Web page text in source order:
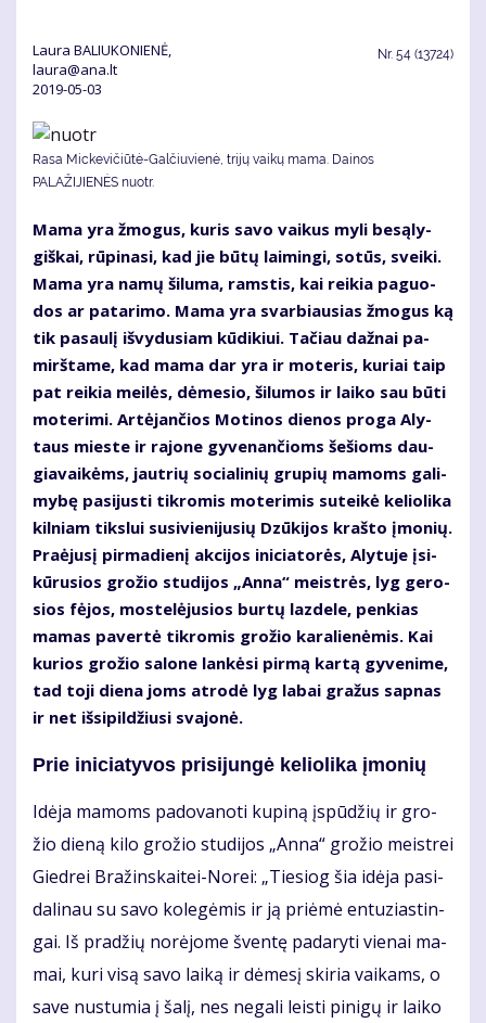
Laura BALIUKONIENĖ,
laura@ana.lt
2019-05-03
Nr. 54 (13724)
Rasa Mickevičiūtė-Galčiuvienė, trijų vaikų mama. Dainos
PALAŽIJIENĖS nuotr.
Ma­ma yra žmo­gus, ku­ris sa­vo vai­kus my­li be­są­ly­
giš­kai, rū­pi­na­si, kad jie bū­tų lai­min­gi, so­tūs, svei­ki.
Ma­ma yra na­mų ši­lu­ma, rams­tis, kai rei­kia pa­guo­
dos ar pa­ta­ri­mo. Ma­ma yra svar­biau­sias žmo­gus ką
tik pa­sau­lį iš­vy­du­siam kū­di­kiui. Ta­čiau daž­nai pa­
mirš­ta­me, kad ma­ma dar yra ir mo­te­ris, ku­riai taip
pat rei­kia mei­lės, dė­me­sio, ši­lu­mos ir lai­ko sau bū­ti
mo­te­ri­mi. Ar­tė­jan­čios Mo­ti­nos die­nos pro­ga Aly­
taus mies­te ir ra­jo­ne gy­ve­nan­čioms še­šioms dau­
gia­vai­kėms, jaut­rių so­cia­li­nių gru­pių ma­moms ga­li­
my­bę pa­si­jus­ti tik­ro­mis mo­te­ri­mis su­tei­kė ke­lio­li­ka
kil­niam tiks­lui su­si­vie­ni­ju­sių Dzū­ki­jos kraš­to įmo­nių.
Pra­ėju­sį pir­ma­die­nį ak­ci­jos ini­cia­to­rės, Aly­tu­je įsi­
kū­ru­sios gro­žio stu­di­jos „An­na“ meist­rės, lyg ge­ro­
sios fė­jos, mos­te­lė­ju­sios bur­tų laz­de­le, pen­kias
ma­mas pa­ver­tė tik­ro­mis gro­žio ka­ra­lie­nė­mis. Kai
ku­rios gro­žio sa­lo­ne lan­kė­si pir­mą kar­tą gy­ve­ni­me,
tad to­ji die­na joms at­ro­dė lyg la­bai gra­žus sap­nas
ir net iš­si­pil­džiu­si sva­jo­nė.
Prie ini­cia­ty­vos pri­si­jun­gė ke­lio­li­ka įmo­nių
Idė­ja ma­moms pa­do­va­no­ti ku­pi­ną įspū­džių ir gro­
žio die­ną ki­lo gro­žio stu­di­jos „An­na“ gro­žio meist­rei
Gied­rei Bra­žins­kai­tei-No­rei: „Tie­siog šia idė­ja pa­si­
da­li­nau su sa­vo ko­le­gė­mis ir ją pri­ėmė en­tu­zias­tin­
gai. Iš pra­džių no­rė­jo­me šven­tę pa­da­ry­ti vie­nai ma­
mai, ku­ri vi­są sa­vo lai­ką ir dė­me­sį ski­ria vai­kams, o
sa­ve nu­stu­mia į ša­lį, nes ne­ga­li leis­ti pi­ni­gų ir lai­ko